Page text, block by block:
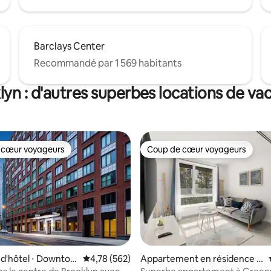
Barclays Center
Recommandé par 1 569 habitants
: d'autres superbes locations de
cœur voyageurs
voyageurs
⋅ Downtow Évaluation moyenne sur la base de 562
4,78 (562)
Coup de cœur voyageurs
Coup de cœur voyageurs
Appartement en résidence ⋅